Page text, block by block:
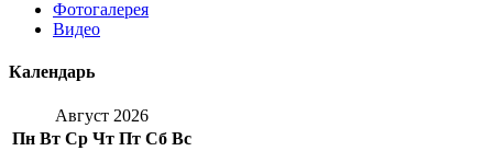
Фотогалерея
Видео
Календарь
Август 2026
Пн Вт Ср Чт Пт Сб Вс